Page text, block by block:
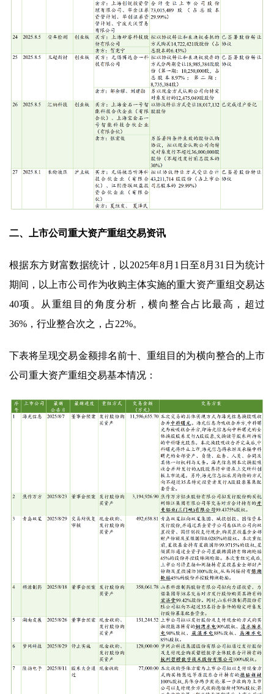
二、上市公司重大资产重组交易资讯
根据东方财富数据统计，以2025年8月1日至8月31日为统计
期间，以上市公司作为收购主体实施的重大资产重组交易达
40项。从重组目的角度分析，横向整合占比最高，超过
36%，行业整合次之，占22%。
下表将呈现交易金额排名前十、重组目的为横向整合的上市
公司重大资产重组交易基本情况：